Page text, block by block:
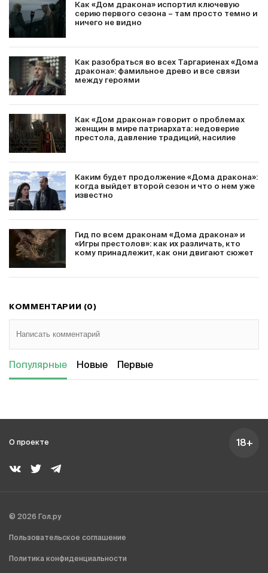
Как «Дом дракона» испортил ключевую
серию первого сезона – там просто темно и
ничего не видно
Как разобраться во всех Таргариенах «Дома
дракона»: фамильное древо и все связи
между героями
Как «Дом дракона» говорит о проблемах
женщин в мире патриархата: недоверие
престола, давление традиций, насилие
Каким будет продолжение «Дома дракона»:
когда выйдет второй сезон и что о нем уже
известно
Гид по всем драконам «Дома дракона» и
«Игры престолов»: как их различать, кто
кому принадлежит, как они двигают сюжет
КОММЕНТАРИИ (0)
Популярные Новые Первые
О проекте 18+
© 2026 Гол.ру
Пользовательское соглашение
Политика конфиденциальности